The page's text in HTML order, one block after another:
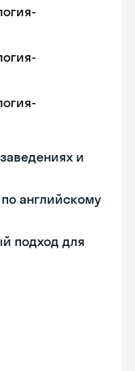
и
по английскому
подход для